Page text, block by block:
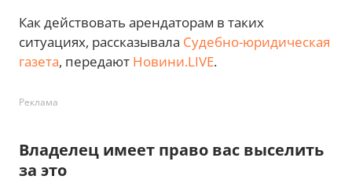
Как действовать арендаторам в таких
ситуациях, рассказывала Судебно-юридическая
газета, передают Новини.LIVE.
Реклама
Владелец имеет право вас выселить
за это